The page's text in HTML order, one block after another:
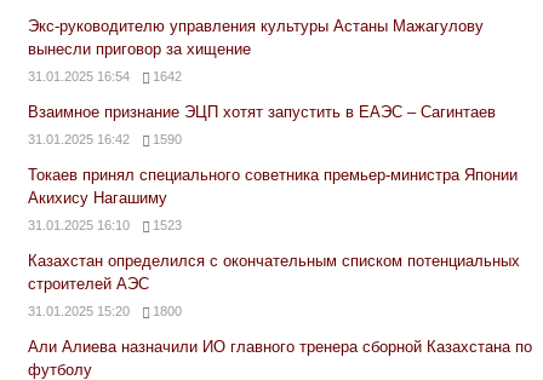
Экс-руководителю управления культуры Астаны Мажагулову
вынесли приговор за хищение
31.01.2025 16:54 1642
Взаимное признание ЭЦП хотят запустить в ЕАЭС – Сагинтаев
31.01.2025 16:42 1590
Токаев принял специального советника премьер-министра Японии
Акихису Нагашиму
31.01.2025 16:10 1523
Казахстан определился с окончательным списком потенциальных
строителей АЭС
31.01.2025 15:20 1800
Али Алиева назначили ИО главного тренера сборной Казахстана по
футболу